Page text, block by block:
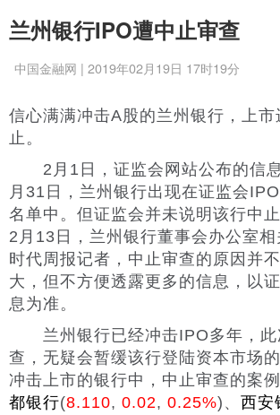
兰州银行IPO遭中止审查
中国金融网 | 2019年02月19日 17时19分
信心满满冲击A股的兰州银行，上市
止。
2月1日，证监会网站公布的信
月31日，兰州银行出现在证监会
名单中。但证监会并未说明该行中止
2月13日，兰州银行董事会办公室
时代周报记者，中止审查的原因并
大，但不方便透露更多的信息，以
息为准。
兰州银行已经冲击IPO多年，此
查，无疑会暂缓该行登陆资本市场
冲击上市的银行中，中止审查的案例
都银行(8.110, 0.02, 0.25%)、 西安